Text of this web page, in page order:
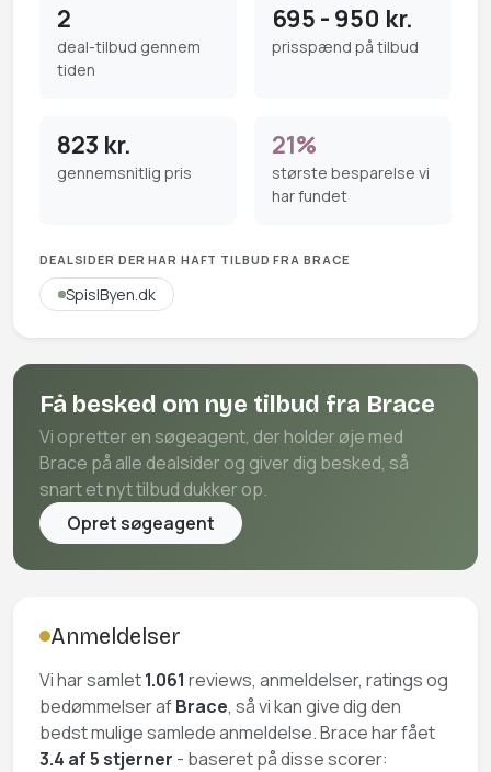
2
deal-tilbud gennem
tiden
695 - 950 kr.
prisspænd på tilbud
823 kr.
gennemsnitlig pris
21%
største besparelse vi
har fundet
DEALSIDER DER HAR HAFT TILBUD FRA BRACE
SpisIByen.dk
Få besked om nye tilbud fra Brace
Vi opretter en søgeagent, der holder øje med
Brace på alle dealsider og giver dig besked, så
snart et nyt tilbud dukker op.
Opret søgeagent
Anmeldelser
Vi har samlet1.061 reviews, anmeldelser, ratings og
bedømmelser afBrace, så vi kan give dig den
bedst mulige samlede anmeldelse. Brace har fået
3.4 af 5 stjerner - baseret på disse scorer: